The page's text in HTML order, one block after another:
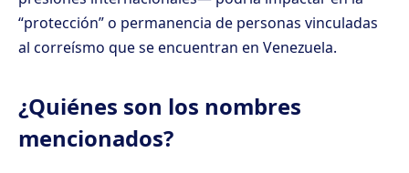
“protección” o permanencia de personas vinculadas
al correísmo que se encuentran en Venezuela.
¿Quiénes son los nombres
mencionados?